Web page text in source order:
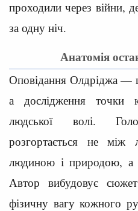
проходили через війни,
за одну ніч.
Анатомія
Оповідання Олдріджа —
а дослідження точки
людської волі.
розгортається не
людиною і природою, а
Автор вибудовує
фізичну вагу кожного